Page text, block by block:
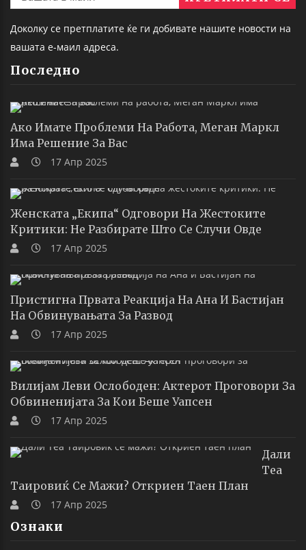
Доколку се претплатите ќе ги добивате нашите новости на
вашата е-маил адреса.
Последно
Ако Имате Проблеми На Работа, Меган Маркл
Има Решение За Вас
17 Апр 2025
Женската „екипа“ Одговори На Жестоките
Критики: Не Разбирате Што Се Случи Овде
17 Апр 2025
Пристигна Првата Реакција На Ана И Бастијан
На Обвинувањата За Развод
17 Апр 2025
Вилијам Леви Ослободен: Актерот Проговори За
Обвиненијата За Кои Беше Уапсен
17 Апр 2025
Дали
Теа
Таировиќ Се Мажи? Откриен Таен План
17 Апр 2025
Ознаки